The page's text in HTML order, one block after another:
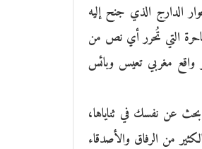
الدارج الذي جنح إليه
التي تُحرر أي نص من
واقع مغربي تعيس وبائس
عن نفسك في ثناياها،
من الرفاق والأصدقاء